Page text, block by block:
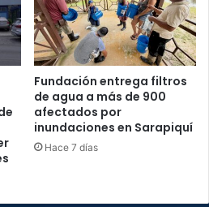
Fundación entrega filtros
de agua a más de 900
afectados por
inundaciones en Sarapiquí
Hace 7 días